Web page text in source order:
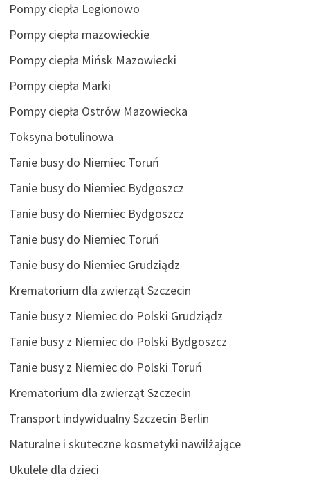
Pompy ciepła Legionowo
Pompy ciepła mazowieckie
Pompy ciepła Mińsk Mazowiecki
Pompy ciepła Marki
Pompy ciepła Ostrów Mazowiecka
Toksyna botulinowa
Tanie busy do Niemiec Toruń
Tanie busy do Niemiec Bydgoszcz
Tanie busy do Niemiec Bydgoszcz
Tanie busy do Niemiec Toruń
Tanie busy do Niemiec Grudziądz
Krematorium dla zwierząt Szczecin
Tanie busy z Niemiec do Polski Grudziądz
Tanie busy z Niemiec do Polski Bydgoszcz
Tanie busy z Niemiec do Polski Toruń
Krematorium dla zwierząt Szczecin
Transport indywidualny Szczecin Berlin
Naturalne i skuteczne kosmetyki nawilżające
Ukulele dla dzieci